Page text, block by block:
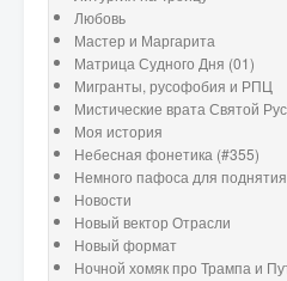
Любовь
Мастер и Маргарита
Матрица Судного Дня (01)
Мигранты, русофобия и РПЦ
Мистические врата Святой
Моя история
Небесная фонетика (#355)
Немного пафоса для
Новости
Новый вектор Отрасли
Новый формат
Ночной хомяк про Трампа и